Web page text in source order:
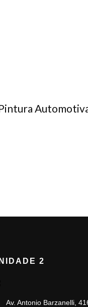
2
Av. Antonio Barzanelli,